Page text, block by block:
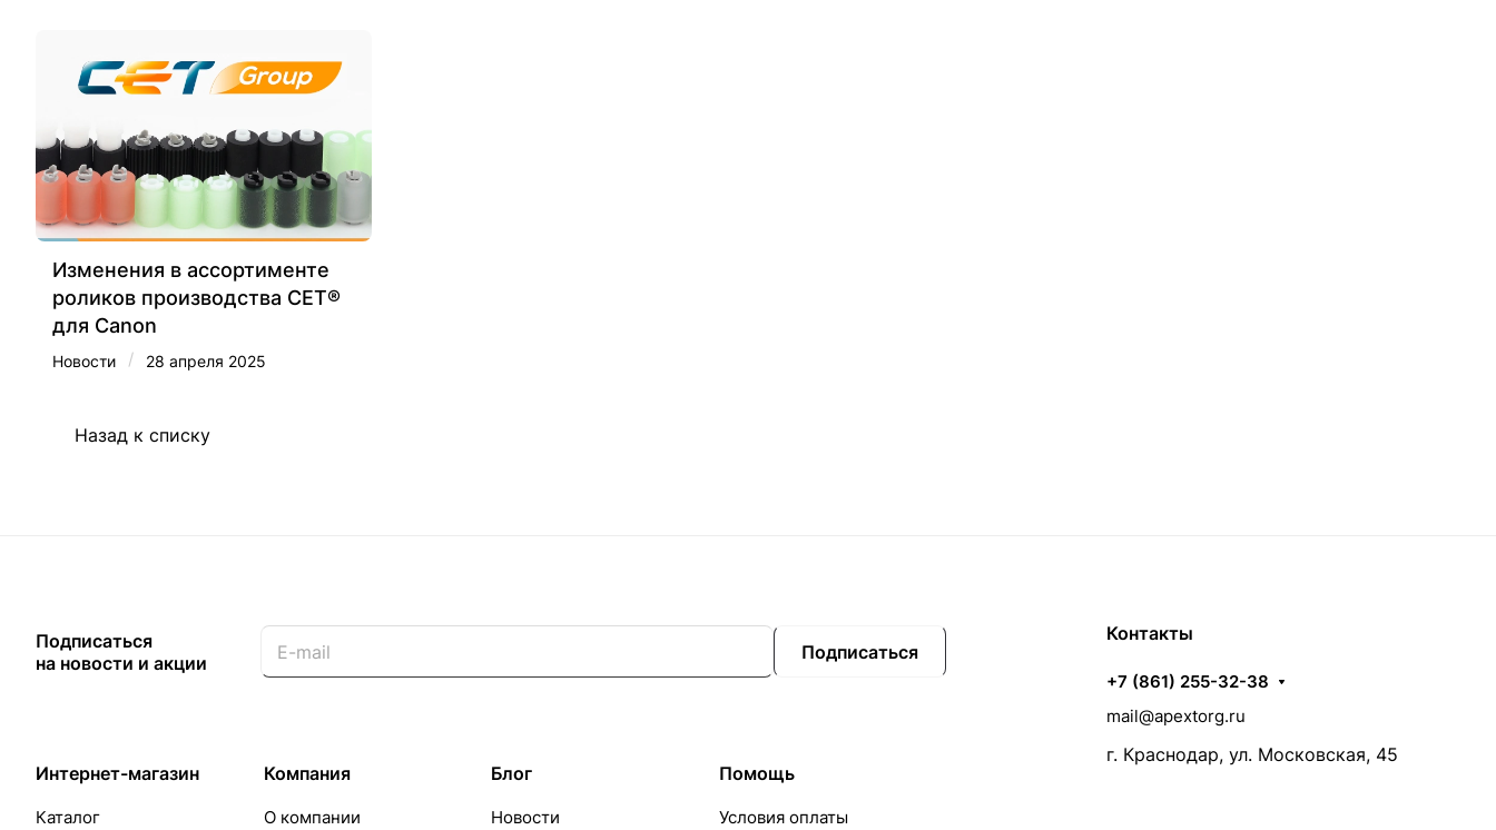
Изменения в ассортименте
роликов производства СЕТ®
для Canon
Новости / 28 апреля 2025
Назад к списку
Подписаться
на новости и акции
Подписаться
Интернет-магазин
Каталог
Компания
О компании
Блог
Новости
Помощь
Условия оплаты
Контакты
+7 (861) 255-32-38
mail@apextorg.ru
г. Краснодар, ул. Московская, 45